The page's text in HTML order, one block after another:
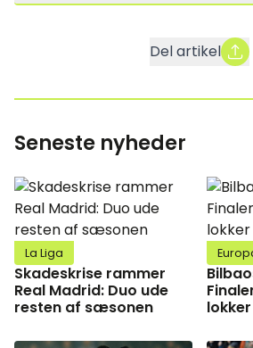
Del artikel
Seneste nyheder
La Liga
Skadeskrise rammer
Real Madrid: Duo ude
resten af sæsonen
lokker